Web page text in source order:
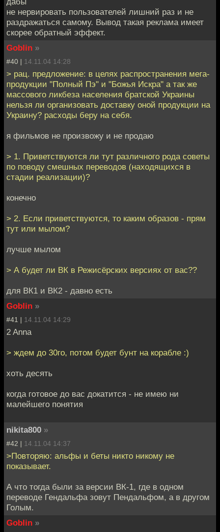
не нервировать пользователей лишний раз и не
раздражаться самому. Вывод такая реклама имеет
скорее обратный эффект.
Goblin »
#40 | 14.11.04 14:28
> рац. предложение: в целях распространения мега-
продукции "Полный Пэ" и "Божья Искра" а так же
массового ликбеза населения братской Украины
нельзя ли организовать доставку оной продукции на
Украину? расходы беру на себя.
я фильмов не произвожу и не продаю
> 1. Приветствуются ли тут различного рода советы
по поводу смешных переводов (находящихся в
стадии реализации)?
конечно
> 2. Если приветствуются, то каким образов - прям
тут или мылом?
лучше мылом
> А будет ли ВК в Режисёрских версиях от вас??
для ВК1 и ВК2 - давно есть
Goblin »
#41 | 14.11.04 14:29
2 Anna
> ждем до 30го, потом будет бунт на корабле :)
хоть десять
когда готовое до вас докатится - не имею ни
малейшего понятия
nikita800 »
#42 | 14.11.04 14:37
>Повторяю: альфы и беты никто никому не
показывает.
А что тогда были за версии ВК-1, где в одном
переводе Гендальфа зовут Пендальфом, а в другом
Голым.
Goblin »